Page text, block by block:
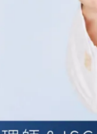
乳能保持肌膚水潤
防曬乳，以減少對